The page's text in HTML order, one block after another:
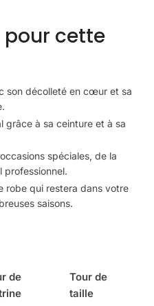
pour cette
son décolleté en cœur et sa
grâce à sa ceinture et à sa
spéciales, de la
professionnel.
robe qui restera dans votre
saisons.
de
Tour de
taille